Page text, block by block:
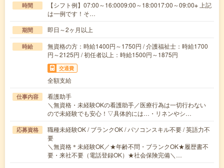
時間
【シフト例】07:00～16:0009:00～18:0017:00～09:00※ 上記
は一例です！そ…
期間 即日～2ヶ月以上
時給
無資格の方：時給1400円～1750円 / 介護福祉士：時給1700
円～2125円 / 初任者以上：時給1500円～1875円
交通費
全額支給
仕事内容
看護助手
＼無資格・未経験OKの看護助手／医療行為は一切行わない
ので未経験でも安心！▽具体的には…・リネンやシ…
応募資格
職種未経験OK / ブランクOK / パソコンスキル不要 / 英語力不
要
＼無資格＊未経験OK／★年齢不問・ブランクOK★履歴書不
要・来社不要（電話登録OK）★社会保険完備＼…